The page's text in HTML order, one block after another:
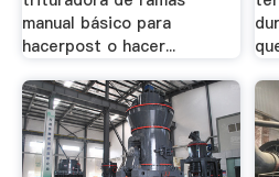
manual básico para
hacerpost o hacer...